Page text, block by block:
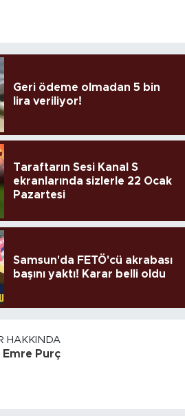
Geri ödeme olmadan 5 bin
lira veriliyor!
Taraftarın Sesi Kanal S
ekranlarında sizlerle 22 Ocak
Pazartesi
Samsun'da FETÖ'cü akrabası
başını yaktı! Karar belli oldu
HAKKINDA
Emre Purç